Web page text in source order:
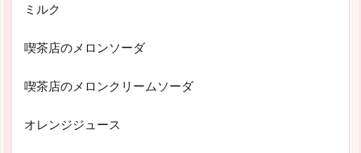
ミルク
喫茶店のメロンソーダ
喫茶店のメロンクリームソーダ
オレンジジュース